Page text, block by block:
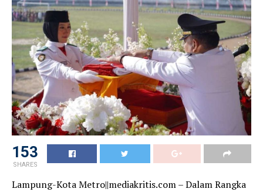
153
SHARES
Lampung-Kota Metro||mediakritis.com – Dalam Rangka